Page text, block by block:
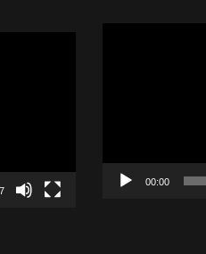
00:00